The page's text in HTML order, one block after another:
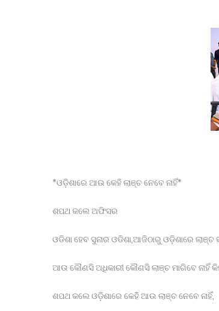
ଆବାସିକ ବିଦ୍ୟାଳୟରେ ହିଂସା! ନଡ଼ିଆ
ସଦର ବ୍ଲକ କାର୍ଯ୍ୟାଳୟଠାରେ ପଞ୍ଚାୟତ
ଅନୁପ୍ରବେଶକାରୀ ମାନଙ୍କ କଫିନ୍‌ରେ ଶେଷ
*ଓଡ଼ିଶାରେ ଆଉ କେହି ଲାଞ୍ଚ ନେବେ ନାହିଁ*
ଶପଥ କଲେ ଅଫିସର
ଓଡିଶା ହେବ ସୁନାର ଓଡିଶା,ଆଜିଠାରୁ ଓଡ଼ିଶାରେ ଲାଞ୍ଚ
ଆଉ କୌଣସି ଅଧିକାରୀ କୌଣସି ଲାଞ୍ଚ ମାଗିବେ ନାହିଁ
ଶପଥ କଲେ ଓଡ଼ିଶାରେ କେହି ଆଉ ଲାଞ୍ଚ ନେବେ ନାହିଁ,